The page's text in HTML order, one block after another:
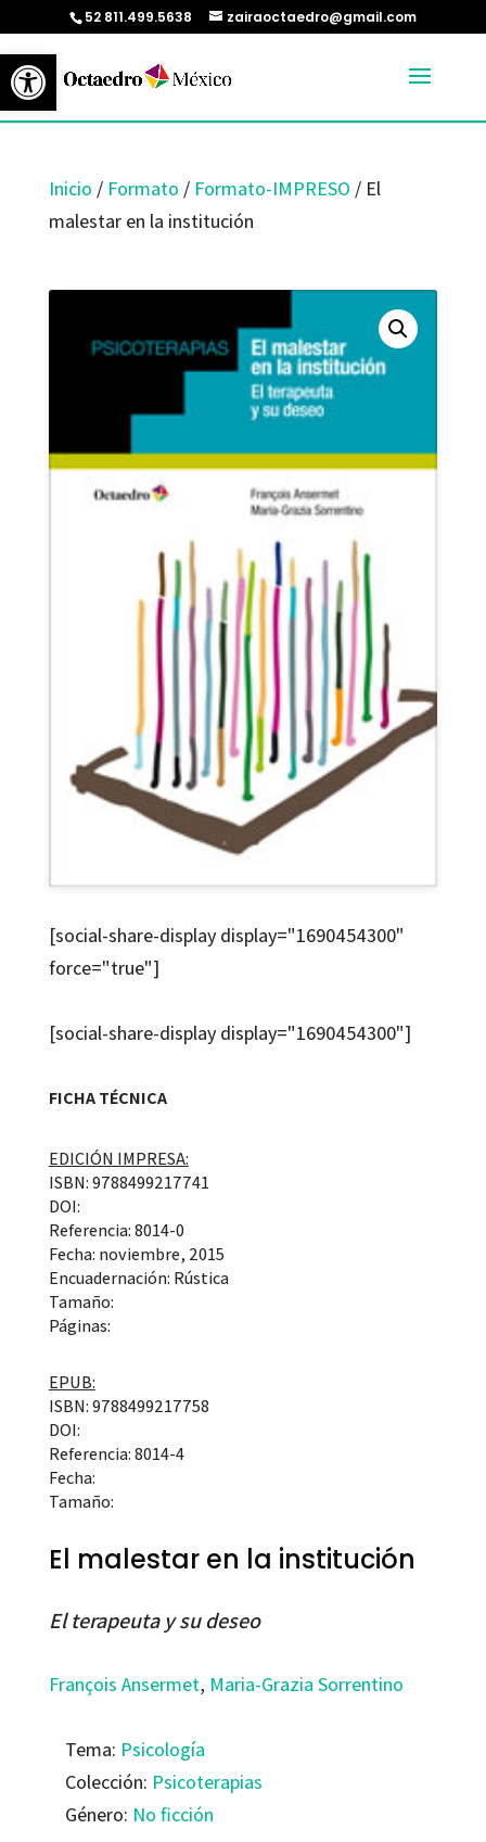
Abrir barra de herramientas
52 811.499.5638 zairaoctaedro@gmail.com
Inicio / Formato / Formato-IMPRESO / El
malestar en la institución
[social-share-display display="1690454300"
force="true"]
[social-share-display display="1690454300"]
FICHA TÉCNICA
EDICIÓN IMPRESA:
ISBN: 9788499217741
DOI:
Referencia: 8014-0
Fecha: noviembre, 2015
Encuadernación: Rústica
Tamaño:
Páginas:
EPUB:
ISBN: 9788499217758
DOI:
Referencia: 8014-4
Fecha:
Tamaño:
El malestar en la institución
El terapeuta y su deseo
François Ansermet, Maria-Grazia Sorrentino
Tema: Psicología
Colección: Psicoterapias
Género: No ficción